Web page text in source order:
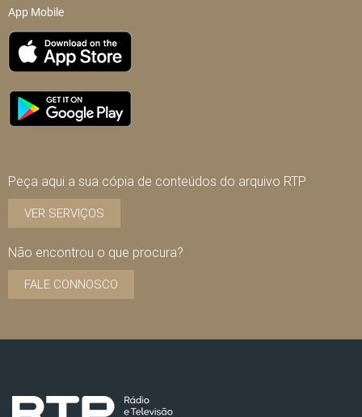
App Mobile
Peça aqui a sua cópia de conteúdos do arquivo RTP
VER SERVIÇOS
Não encontrou o que procura?
FALE CONNOSCO